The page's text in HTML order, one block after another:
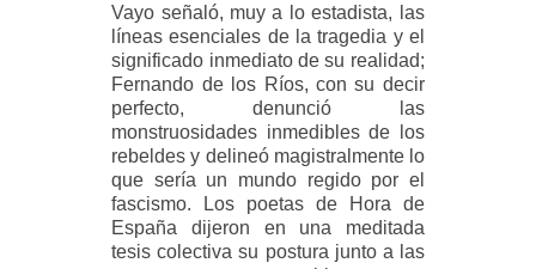
Vayo señaló, muy a lo estadista, las
líneas esenciales de la tragedia y el
significado inmediato de su realidad;
Fernando de los Ríos, con su decir
perfecto, denunció las
monstruosidades inmedibles de los
rebeldes y delineó magistralmente lo
que sería un mundo regido por el
fascismo. Los poetas de Hora de
España dijeron en una meditada
tesis colectiva su postura junto a las